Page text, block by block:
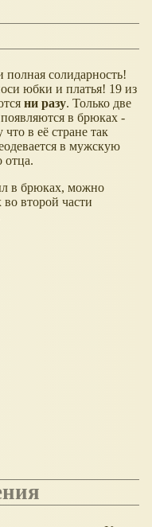
полная солидарность!
юбки и платья! 19 из
ни разу. Только две
в брюках -
в её стране так
в мужскую
отца.
в брюках, можно
второй части